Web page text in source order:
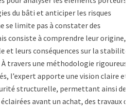
du bâti et anticiper les risques
se limite pas à constater des
consiste à comprendre leur origine,
et leurs conséquences sur la stabilité
travers une méthodologie rigoureuse
l’expert apporte une vision claire et
structurelle, permettant ainsi de
avant un achat, des travaux ou